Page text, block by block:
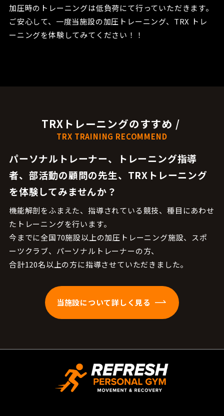
加圧時のトレーニングは低負荷にて行っていただきます。
ご安心して、一度当施設の加圧トレーニング、TRX トレ
ーニングを体験してみてください！！
TRXトレーニングのすすめ /
TRX TRAINING RECOMMEND
パーソナルトレーナー、トレーニング指導
者、部活動の顧問の先生、 TRXトレーニング
を体験してみませんか？
機能解剖をふまえた、指導されている競技、種目にあわせ
たトレーニングを行います。
今までに全国70施設以上の加圧トレーニング施設、スポ
ーツクラブ、パーソナルトレーナーの方、
合計120名以上の方に指導させていただきました。
当施設について詳しく見る